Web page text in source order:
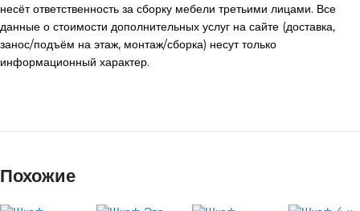
несёт ответственность за сборку мебели третьими лицами. Все
данные о стоимости дополнительных услуг на сайте (доставка,
занос/подъём на этаж, монтаж/сборка) несут только
информационный характер.
Похожие